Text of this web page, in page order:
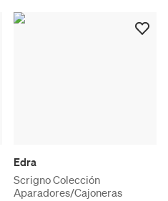
Edra
Scrigno Colección
Aparadores/Cajoneras